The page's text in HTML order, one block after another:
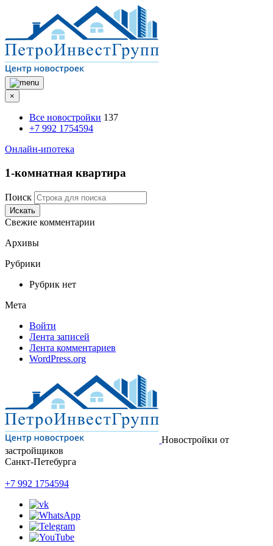
×
Все новостройки 137
+7 992 1754594
Онлайн-ипотека
1-комнатная квартира
Поиск
Искать
Свежие комментарии
Архивы
Рубрики
Рубрик нет
Мета
Войти
Лента записей
Лента комментариев
WordPress.org
Новостройки от
застройщиков
Санкт-Петебурга
+7 992 1754594